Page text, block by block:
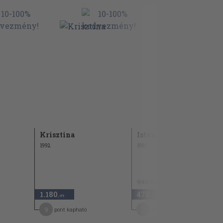
Krisztina
1992
1.180 ,-Ft
pont kapható
István